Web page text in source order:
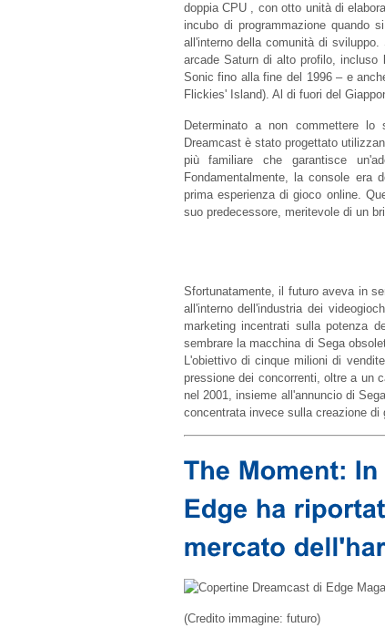
doppia CPU , con otto unità di
incubo di programmazione quando
all'interno della comunità di
arcade Saturn di alto profilo,
Sonic fino alla fine del 1996 – e
Flickies' Island). Al di fuori del
Determinato a non commettere
Dreamcast è stato progettato
più familiare che garantisce
Fondamentalmente, la console
prima esperienza di gioco online.
suo predecessore, meritevole di un
Sfortunatamente, il futuro aveva in
all'interno dell'industria dei
marketing incentrati sulla potenza
sembrare la macchina di Sega
L'obiettivo di cinque milioni di
pressione dei concorrenti, oltre a un
nel 2001, insieme all'annuncio di
concentrata invece sulla creazione
(Credito immagine: futuro)